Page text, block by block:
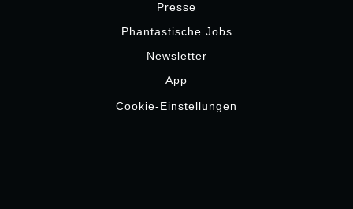
Presse
Phantastische Jobs
Newsletter
App
Cookie-Einstellungen